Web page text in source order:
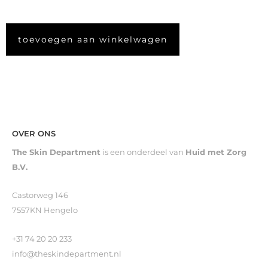
toevoegen aan winkelwagen
OVER ONS
The Skin Department is een onderdeel van Huid met Zorg
B.V.
Castorweg 146
7557KN Hengelo
+31 74 20 20 233
info@theskindepartment.nl